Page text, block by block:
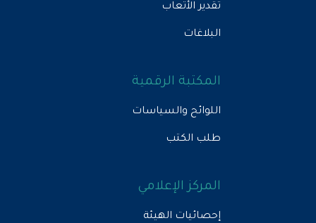
تقدير الأتعاب
البلاغات
المكتبة الرقمية
اللوائح والسياسات
طلب الكتب
المركز الإعلامي
إحصائيات الهيئة